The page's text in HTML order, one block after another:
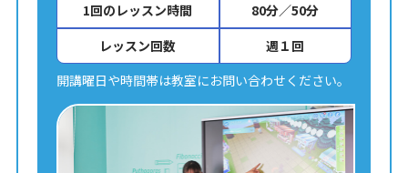
1回のレッスン時間
80分／50分
レッスン回数
週１回
開講曜日や時間帯は教室にお問い合わせください。